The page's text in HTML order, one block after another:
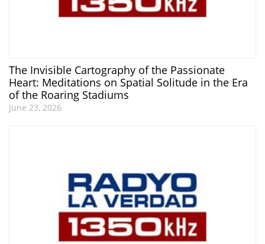
The Invisible Cartography of the Passionate
Heart: Meditations on Spatial Solitude in the Era
of the Roaring Stadiums
June 23, 2026